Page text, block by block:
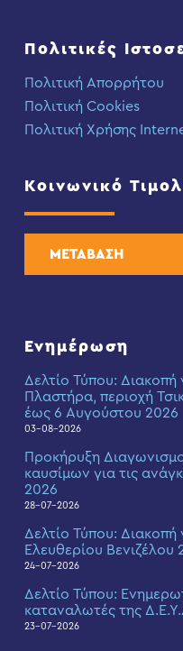
Πολιτικές
Πολιτική Απορρήτου
Πολιτική Cookies
Πολιτική Χρήσης
Κοινωνικό
ΜΕΤΑΒΑΣΗ
Ενημέρωση
Δελτίο Τύπου:
Πλαστήρα, περιοχή
έως 6 Αυγούστου 2026
03-08-2026
Προκήρυξη
καυσίμων για τις
2026
28-07-2026
Δελτίο Τύπου: Διακοπή
Ελευθερίου Βενιζέλου
24-07-2026
Δελτίο Τύπου:
καταναλωτές της
23-07-2026